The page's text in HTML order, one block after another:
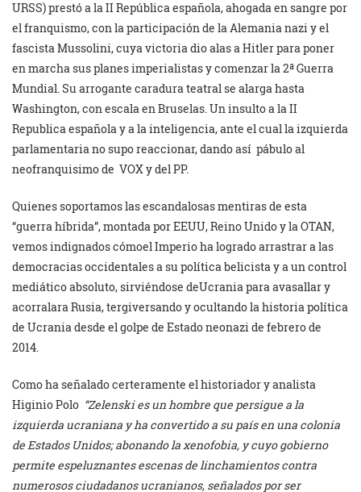
URSS) prestó a la II República española, ahogada en sangre por
el franquismo, con la participación de la Alemania nazi y el
fascista Mussolini, cuya victoria dio alas a Hitler para poner
en marcha sus planes imperialistas y comenzar la 2ª Guerra
Mundial. Su arrogante caradura teatral se alarga hasta
Washington, con escala en Bruselas. Un insulto a la II
Republica española y a la inteligencia, ante el cual la izquierda
parlamentaria no supo reaccionar, dando así pábulo al
neofranquisimo de VOX y del PP.
Quienes soportamos las escandalosas mentiras de esta
“guerra híbrida”, montada por EEUU, Reino Unido y la OTAN,
vemos indignados cómoel Imperio ha logrado arrastrar a las
democracias occidentales a su política belicista y a un control
mediático absoluto, sirviéndose deUcrania para avasallar y
acorralara Rusia, tergiversando y ocultando la historia política
de Ucrania desde el golpe de Estado neonazi de febrero de
2014.
Como ha señalado certeramente el historiador y analista
Higinio Polo “Zelenski es un hombre que persigue a la
izquierda ucraniana y ha convertido a su país en una colonia
de Estados Unidos; abonando la xenofobia, y cuyo gobierno
permite espeluznantes escenas de linchamientos contra
numerosos ciudadanos ucranianos, señalados por ser